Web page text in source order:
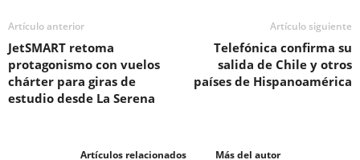
Artículo anterior
JetSMART retoma
protagonismo con vuelos
chárter para giras de
estudio desde La Serena
Artículo siguiente
Telefónica confirma su
salida de Chile y otros
países de Hispanoamérica
Artículos relacionados Más del autor